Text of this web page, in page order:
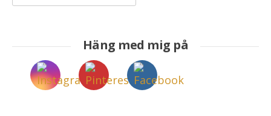
efter:
Häng med mig på